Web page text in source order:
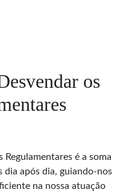
os
Regulamentares é a soma
dia após dia, guiando-nos
na nossa atuação